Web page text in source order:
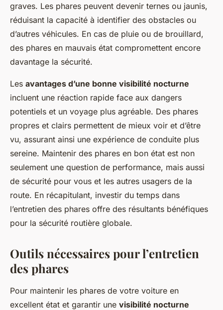
graves. Les phares peuvent devenir ternes ou jaunis,
réduisant la capacité à identifier des obstacles ou
d’autres véhicules. En cas de pluie ou de brouillard,
des phares en mauvais état compromettent encore
davantage la sécurité.
Les avantages d’une bonne visibilité nocturne
incluent une réaction rapide face aux dangers
potentiels et un voyage plus agréable. Des phares
propres et clairs permettent de mieux voir et d’être
vu, assurant ainsi une expérience de conduite plus
sereine. Maintenir des phares en bon état est non
seulement une question de performance, mais aussi
de sécurité pour vous et les autres usagers de la
route. En récapitulant, investir du temps dans
l’entretien des phares offre des résultants bénéfiques
pour la sécurité routière globale.
Outils nécessaires pour l’entretien
des phares
Pour maintenir les phares de votre voiture en
excellent état et garantir une visibilité nocturne